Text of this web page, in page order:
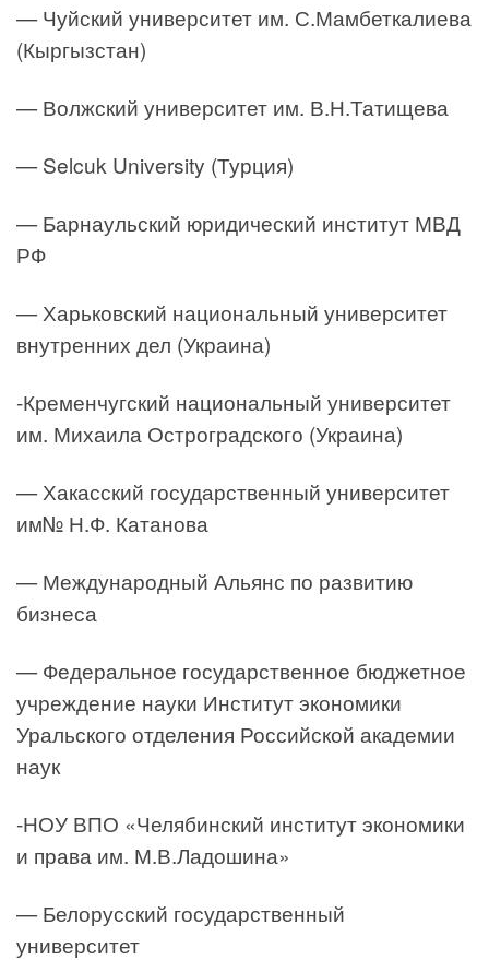
— Чуйский университет им. С.Мамбеткалиева
(Кыргызстан)
— Волжский университет им. В.Н.Татищева
— Selcuk University (Турция)
— Барнаульский юридический институт МВД
РФ
— Харьковский национальный университет
внутренних дел (Украина)
-Кременчугский национальный университет
им. Михаила Остроградского (Украина)
— Хакасский государственный университет
им№ Н.Ф. Катанова
— Международный Альянс по развитию
бизнеса
— Федеральное государственное бюджетное
учреждение науки Институт экономики
Уральского отделения Российской академии
наук
-НОУ ВПО «Челябинский институт экономики
и права им. М.В.Ладошина»
— Белорусский государственный
университет